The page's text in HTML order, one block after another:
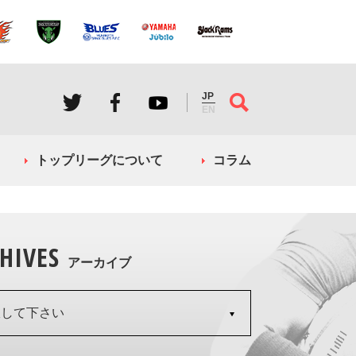
JP
EN
トップリーグについて コラム
アーカイブ
て下さい